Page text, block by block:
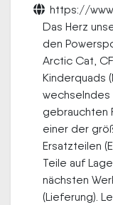
https://
Das Herz
den
Arctic Cat,
Kinderquads
wechselndes
gebrauchten
einer der
Ersatzteilen
Teile auf
nächsten
(Lieferung).